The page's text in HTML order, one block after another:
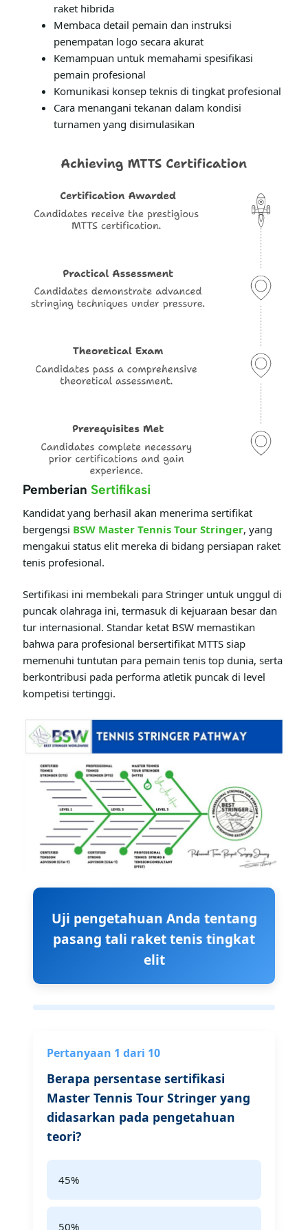
raket hibrida
Membaca detail pemain dan instruksi
penempatan logo secara akurat
Kemampuan untuk memahami spesifikasi
pemain profesional
Komunikasi konsep teknis di tingkat profesional
Cara menangani tekanan dalam kondisi
turnamen yang disimulasikan
Pemberian Sertifikasi
Kandidat yang berhasil akan menerima sertifikat
bergengsi BSW Master Tennis Tour Stringer, yang
mengakui status elit mereka di bidang persiapan raket
tenis profesional.
Sertifikasi ini membekali para Stringer untuk unggul di
puncak olahraga ini, termasuk di kejuaraan besar dan
tur internasional. Standar ketat BSW memastikan
bahwa para profesional bersertifikat MTTS siap
memenuhi tuntutan para pemain tenis top dunia, serta
berkontribusi pada performa atletik puncak di level
kompetisi tertinggi.
Uji pengetahuan Anda tentang
pasang tali raket tenis tingkat
elit
Pertanyaan 1 dari 10
Berapa persentase sertifikasi
Master Tennis Tour Stringer yang
didasarkan pada pengetahuan
teori?
45%
50%